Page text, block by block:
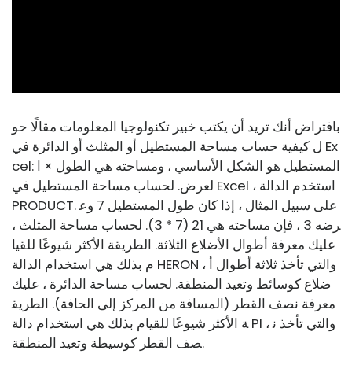
بافتراض أنك تريد أن يكتب خبير تكنولوجيا المعلومات مقالًا حو
ل كيفية حساب مساحة المستطيل أو المثلث أو الدائرة في Ex
cel: المستطيل هو الشكل الأساسي ، ومساحته هي الطول × ا
لعرض. لحساب مساحة المستطيل في Excel ، استخدم الدالة
PRODUCT. على سبيل المثال ، إذا كان طول المستطيل 7 وع
رضه 3 ، فإن مساحته هي 21 (7 * 3). لحساب مساحة المثلث ،
عليك معرفة أطوال الأضلاع الثلاثة. الطريقة الأكثر شيوعًا للقيا
م بذلك هي استخدام الدالة HERON ، والتي تأخذ ثلاثة أطوال أ
ضلاع كوسائط وتعيد المنطقة. لحساب مساحة الدائرة ، عليك
معرفة نصف القطر (المسافة من المركز إلى الحافة). الطريق
ة الأكثر شيوعًا للقيام بذلك هي استخدام دالة PI ، والتي تأخذ ن
صف القطر كوسيطة وتعيد المنطقة.